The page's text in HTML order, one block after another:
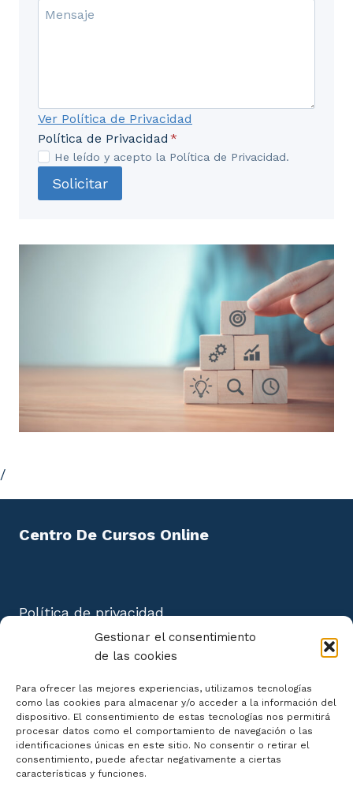
Gestionar el consentimiento
de las cookies
Para ofrecer las mejores experiencias, utilizamos tecnologías
como las cookies para almacenar y/o acceder a la información del
dispositivo. El consentimiento de estas tecnologías nos permitirá
procesar datos como el comportamiento de navegación o las
identificaciones únicas en este sitio. No consentir o retirar el
consentimiento, puede afectar negativamente a ciertas
características y funciones.
Ver Política de Privacidad
Política de Privacidad *
He leído y acepto la Política de Privacidad.
Solicitar
/
Centro De Cursos Online
Política de privacidad
Aviso Legal
Política de cookies
Declaración de Accesibilidad